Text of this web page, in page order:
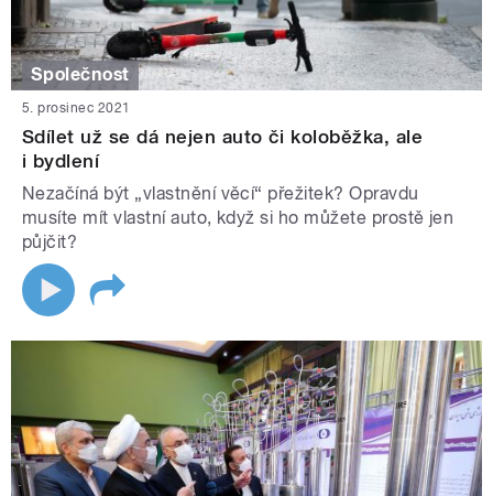
Společnost
5. prosinec 2021
Sdílet už se dá nejen auto či koloběžka, ale
i bydlení
Nezačíná být „vlastnění věcí“ přežitek? Opravdu
musíte mít vlastní auto, když si ho můžete prostě jen
půjčit?